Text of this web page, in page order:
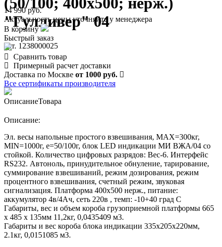
"Гулливер" 04
арт. 1238000025
14 990 руб.
Актуальность цены уточняйте у менеджера
В корзину
Быстрый заказ
Сравнить товар
Примерный расчет доставки
Доставка по Москве от 1000 руб.
Все сертификаты производителя
ОписаниеТовара
Описание:
Эл. весы напольные простого взвешивания, МАХ=300кг,
MIN=1000г, e=50/100г, блок LED индикации МИ ВЖА/04 со
стойкой. Количество цифровых разрядов: Вес-6. Интерфейс
RS232. Автоноль, принудительное обнуление, тарирование,
суммирование взвешиваний, режим дозирования, режим
процентного взвешивания, счетный режим, звуковая
сигнализация. Платформа 400х500 нерж., питание:
аккумулятор 4в/4Ач, сеть 220в , темп: -10+40 град С
Габариты, вес и объем короба грузоприемной платформы 665
х 485 х 135мм 11,2кг, 0,0435409 м3.
Габариты и вес короба блока индикации 335х205х220мм,
2.1кг, 0,0151085 м3.